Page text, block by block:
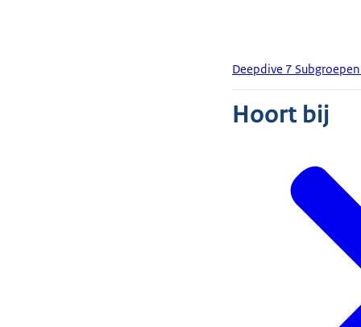
Deepdive 7
Hoort bij